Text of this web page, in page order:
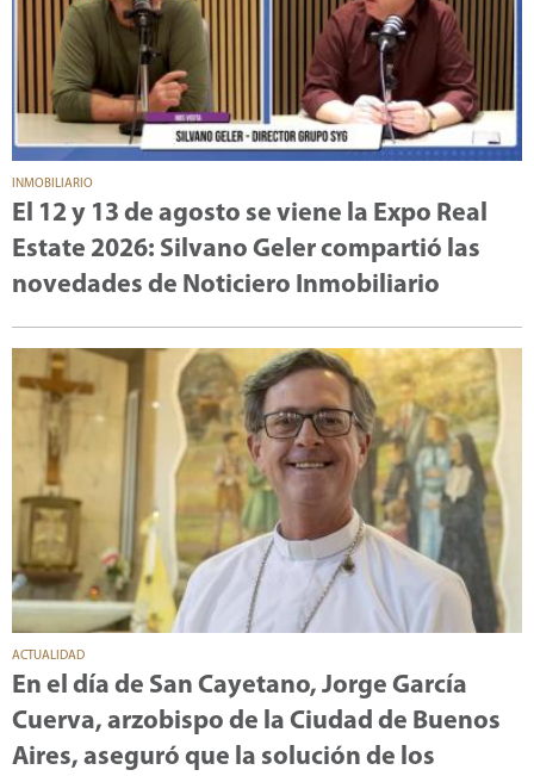
INMOBILIARIO
El 12 y 13 de agosto se viene la Expo Real
Estate 2026: Silvano Geler compartió las
novedades de Noticiero Inmobiliario
ACTUALIDAD
En el día de San Cayetano, Jorge García
Cuerva, arzobispo de la Ciudad de Buenos
Aires, aseguró que la solución de los